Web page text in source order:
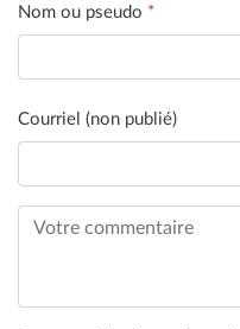
Nom ou pseudo *
Courriel (non publié)